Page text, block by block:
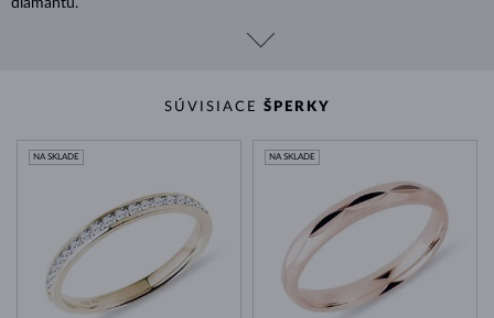
diamantu.
SÚVISIACE ŠPERKY
NA SKLADE NA SKLADE